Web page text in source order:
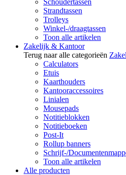
Schoudertassen
Strandtassen
Trolleys
Winkel-/draagtassen
Toon alle artikelen
Zakelijk & Kantoor
Terug naar alle categorieën
Calculators
Etuis
Kaarthouders
Kantooraccessoires
Linialen
Mousepads
Notitieblokken
Notitieboeken
Post-It
Rollup banners
Schrijf-/
Toon alle artikelen
Alle producten